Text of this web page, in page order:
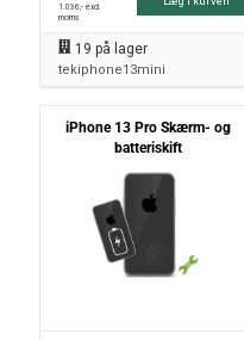
1.036,- excl.
moms
19 på lager
tekiphone13mini
iPhone 13 Pro Skærm- og
batteriskift